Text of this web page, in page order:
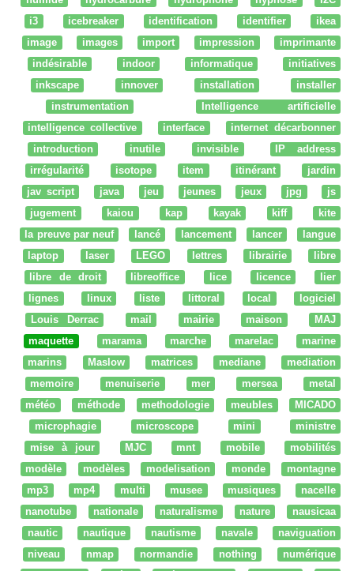
i3
icebreaker identification identifier
ikea
image
images import impression
imprimante
indésirable
indoor informatique
initiatives
inkscape
innover installation
installer
instrumentation
Intelligence artificielle
intelligence collective
interface
internet décarbonner
introduction
inutile invisible
IP address
irrégularité
isotope item itinérant
jardin
jav script
java jeu jeunes jeux jpg
js
jugement
kaiou kap kayak kiff
kite
la preuve par neuf
lancé lancement lancer
langue
laptop
laser LEGO lettres librairie
libre
libre de droit
libreoffice lice licence
lier
lignes
linux liste littoral local
logiciel
Louis Derrac
mail mairie maison
MAJ
maquette
marama marche marelac
marine
marins
Maslow matrices mediane
mediation
memoire
menuiserie mer mersea
metal
météo
méthode methodologie meubles
MICADO
microphagie
microscope mini
ministre
mise à jour
MJC mnt mobile
mobilités
modèle
modèles modelisation monde
montagne
mp3
mp4 multi musee musiques
nacelle
nanotube
nationale naturalisme nature
nausicaa
nautic
nautique nautisme navale
naviguation
niveau
nmap normandie nothing
numérique